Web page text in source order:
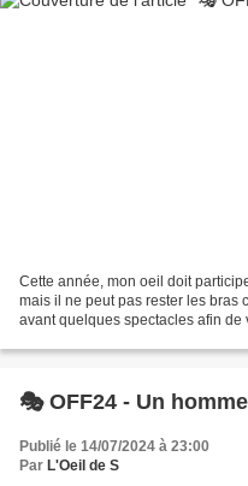
Cette année, mon oeil doit
mais il ne peut pas rester les bras
avant quelques spectacles afin
🎭 OFF24 - Un
Publié le 14/07/2024 à 23:00
Par L'Oeil de S